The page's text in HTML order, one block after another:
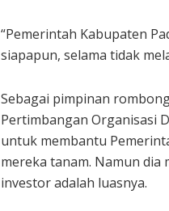
“Pemerintah Kabupaten
siapapun, selama tidak
Sebagai pimpinan
Pertimbangan Organisasi
untuk membantu
mereka tanam. Namun dia
investor adalah luasnya.